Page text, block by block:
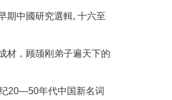
期中國研究選輯, 十六至
材，顾颉刚弟子遍天下的
20—50年代中国新名词